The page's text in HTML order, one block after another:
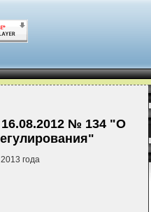
16.08.2012 № 134 "О
года